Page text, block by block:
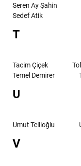
Seren Ay Şahin
Sedef Atik
T
Tacim Çiçek
Temel Demirer
U
Umut Tellioğlu
V